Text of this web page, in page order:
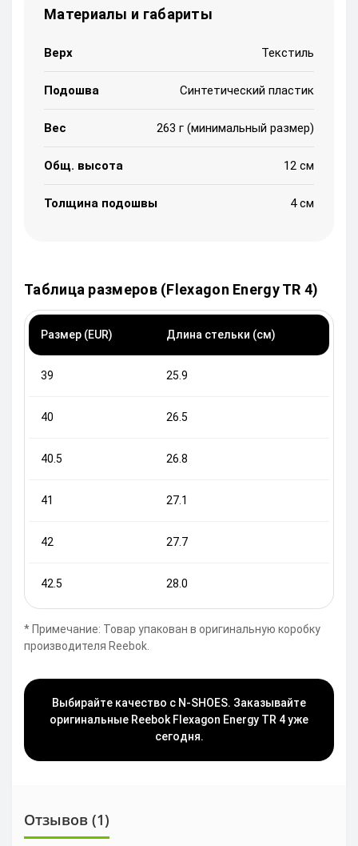
Материалы и габариты
Верх Текстиль
Подошва Синтетический пластик
Вес 263 г (минимальный размер)
Общ. высота 12 см
Толщина подошвы 4 см
Таблица размеров (Flexagon Energy TR 4)
Размер (EUR) Длина стельки (см)
39 25.9
40 26.5
40.5 26.8
41 27.1
42 27.7
42.5 28.0
* Примечание: Товар упакован в оригинальную коробку
производителя Reebok.
Выбирайте качество с N-SHOES. Заказывайте
оригинальные Reebok Flexagon Energy TR 4 уже
сегодня.
Отзывов (1)